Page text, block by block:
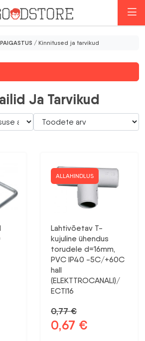
/ Kinnitused ja tarvikud
Ja Tarvikud
ALLAHINDLUS
Lahtivõetav T-
kujuline ühendus
torudele d=16mm,
PVC IP40 -5C/+60C
hall
(ELEKTTROCANALI)/
ECTI16
0,77€
Algne
0,67 €